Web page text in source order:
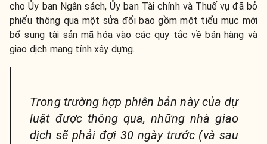
cho Ủy ban Ngân sách, Ủy ban Tài chính và Thuế vụ đã bỏ
phiếu thông qua một sửa đổi bao gồm một tiểu mục mới
bổ sung tài sản mã hóa vào các quy tắc về bán hàng và
giao dịch mang tính xây dựng.
Trong trường hợp phiên bản này của dự
luật được thông qua, những nhà giao
dịch sẽ phải đợi 30 ngày trước (và sau